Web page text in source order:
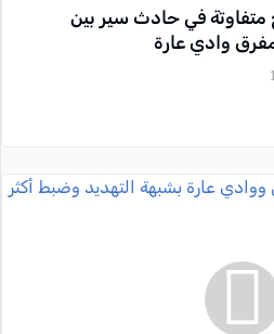
متفاوتة في حادث سير بين